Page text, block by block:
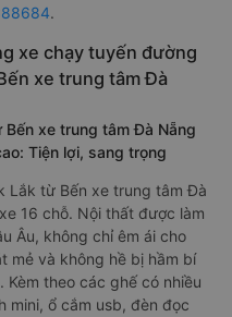
.
xe chạy tuyến đường
xe trung tâm Đà
xe trung tâm Đà Nẵng
Tiện lợi, sang trọng
Lắk từ Bến xe trung tâm Đà
16 chỗ. Nội thất được làm
Âu, không chỉ êm ái cho
mẻ và không hề bị hầm bí
theo các ghế có nhiều
mini, ổ cắm usb, đèn đọc